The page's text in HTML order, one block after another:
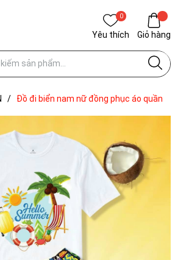
0
Yêu thích Giỏ hàng
/
Đồ đi biển nam nữ đồng phục áo quần